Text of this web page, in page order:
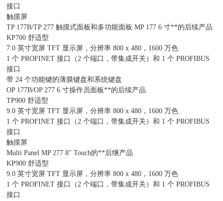
接口
触摸屏
TP 177B/TP 277 触摸式面板和多功能面板 MP 177 6 寸**的后续产品
KP700 舒适型
7.0 英寸宽屏 TFT 显示屏，分辨率 800 x 480，1600 万色
1 个 PROFINET 接口（2 个端口，带集成开关）和 1 个 PROFIBUS
接口
带 24 个功能键的薄膜键盘和系统键盘
OP 177B/OP 277 6 寸操作员面板**的后续产品
TP900 舒适型
9.0 英寸宽屏 TFT 显示屏，分辨率 800 x 480，1600 万色
1 个 PROFINET 接口（2 个端口，带集成开关）和 1 个 PROFIBUS
接口
触摸屏
Multi Panel MP 277 8" Touch的**后继产品
KP900 舒适型
9.0 英寸宽屏 TFT 显示屏，分辨率 800 x 480，1600 万色
1 个 PROFINET 接口（2 个端口，带集成开关）和 1 个 PROFIBUS
接口